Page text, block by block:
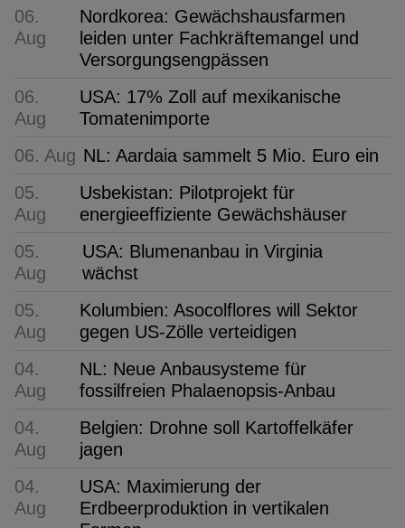
06.
Aug
Nordkorea: Gewächshausfarmen
leiden unter Fachkräftemangel und
Versorgungsengpässen
06.
Aug
USA: 17% Zoll auf mexikanische
Tomatenimporte
06. Aug NL: Aardaia sammelt 5 Mio. Euro ein
05.
Aug
Usbekistan: Pilotprojekt für
energieeffiziente Gewächshäuser
05.
Aug
USA: Blumenanbau in Virginia
wächst
05.
Aug
Kolumbien: Asocolflores will Sektor
gegen US-Zölle verteidigen
04.
Aug
NL: Neue Anbausysteme für
fossilfreien Phalaenopsis-Anbau
04.
Aug
Belgien: Drohne soll Kartoffelkäfer
jagen
04.
Aug
USA: Maximierung der
Erdbeerproduktion in vertikalen